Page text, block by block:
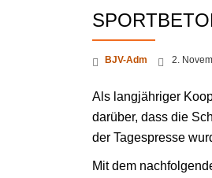
BJV-Adm 2.
Als langjähriger
darüber, dass die
der Tagespresse
Mit dem